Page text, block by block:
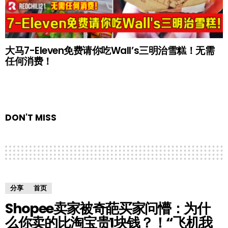
大马7-Eleven免费请你吃Wall’s三明治雪糕！无需
任何消费！
DON'T MISS
分享 首页
Shopee卖家被奇葩买家问懵：为什
么你卖的比淘宝贵1块钱？！“飞机我